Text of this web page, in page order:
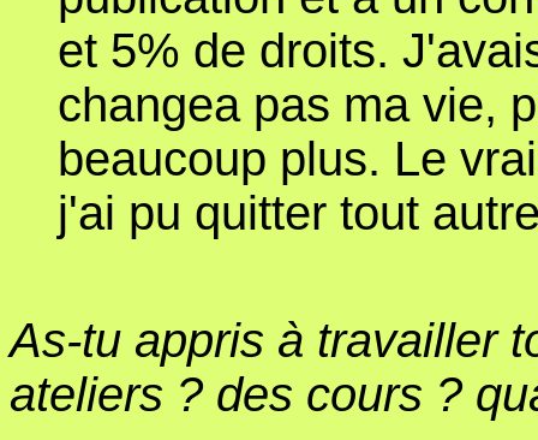
et 5% de droits.
changea pas ma vie,
beaucoup plus. Le
j'ai pu quitter tout
As-tu appris à travailler
ateliers ? des cours ?